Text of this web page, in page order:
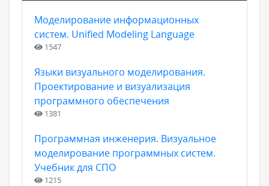
Моделирование информационных
систем. Unified Modeling Language
1547
Языки визуального моделирования.
Проектирование и визуализация
программного обеспечения
1381
Программная инженерия. Визуальное
моделирование программных систем.
Учебник для СПО
1215